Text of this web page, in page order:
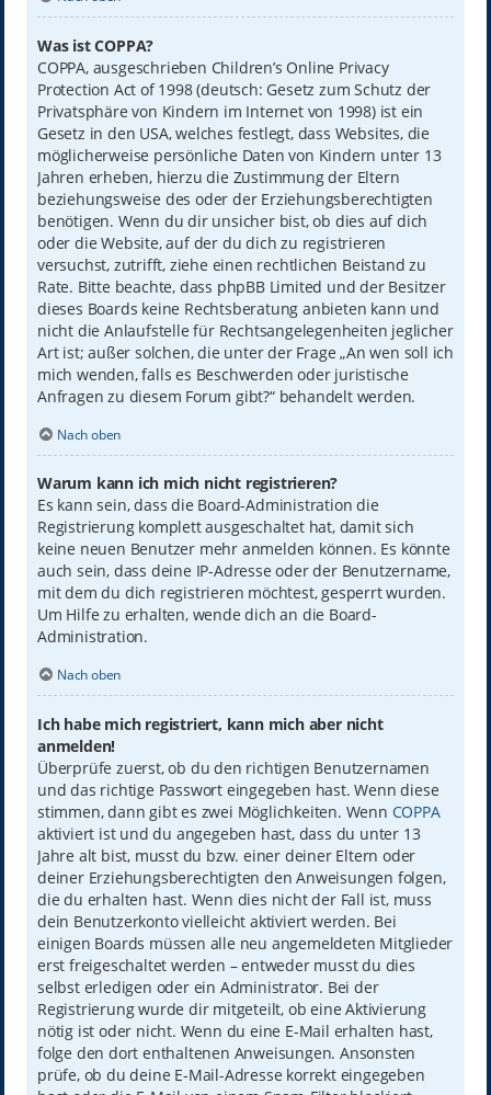
Was ist COPPA?
COPPA, ausgeschrieben Children’s Online Privacy
Protection Act of 1998 (deutsch: Gesetz zum Schutz der
Privatsphäre von Kindern im Internet von 1998) ist ein
Gesetz in den USA, welches festlegt, dass Websites, die
möglicherweise persönliche Daten von Kindern unter 13
Jahren erheben, hierzu die Zustimmung der Eltern
beziehungsweise des oder der Erziehungsberechtigten
benötigen. Wenn du dir unsicher bist, ob dies auf dich
oder die Website, auf der du dich zu registrieren
versuchst, zutrifft, ziehe einen rechtlichen Beistand zu
Rate. Bitte beachte, dass phpBB Limited und der Besitzer
dieses Boards keine Rechtsberatung anbieten kann und
nicht die Anlaufstelle für Rechtsangelegenheiten jeglicher
Art ist; außer solchen, die unter der Frage „An wen soll ich
mich wenden, falls es Beschwerden oder juristische
Anfragen zu diesem Forum gibt?“ behandelt werden.
Nach oben
Warum kann ich mich nicht registrieren?
Es kann sein, dass die Board-Administration die
Registrierung komplett ausgeschaltet hat, damit sich
keine neuen Benutzer mehr anmelden können. Es könnte
auch sein, dass deine IP-Adresse oder der Benutzername,
mit dem du dich registrieren möchtest, gesperrt wurden.
Um Hilfe zu erhalten, wende dich an die Board-
Administration.
Nach oben
Ich habe mich registriert, kann mich aber nicht
anmelden!
Überprüfe zuerst, ob du den richtigen Benutzernamen
und das richtige Passwort eingegeben hast. Wenn diese
stimmen, dann gibt es zwei Möglichkeiten. Wenn COPPA
aktiviert ist und du angegeben hast, dass du unter 13
Jahre alt bist, musst du bzw. einer deiner Eltern oder
deiner Erziehungsberechtigten den Anweisungen folgen,
die du erhalten hast. Wenn dies nicht der Fall ist, muss
dein Benutzerkonto vielleicht aktiviert werden. Bei
einigen Boards müssen alle neu angemeldeten Mitglieder
erst freigeschaltet werden – entweder musst du dies
selbst erledigen oder ein Administrator. Bei der
Registrierung wurde dir mitgeteilt, ob eine Aktivierung
nötig ist oder nicht. Wenn du eine E-Mail erhalten hast,
folge den dort enthaltenen Anweisungen. Ansonsten
prüfe, ob du deine E-Mail-Adresse korrekt eingegeben